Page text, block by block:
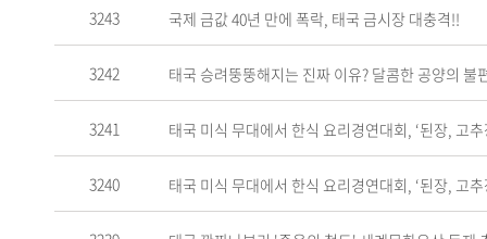
3243 국제 금값 40년 만에 폭락, 태국 금시장 대충격!!
3242 태국 승려뚱뚱해지는 진짜 이유? 달콤한 공양의 불
3241 태국 미식 무대에서 한식 요리경연대회, ‘된장, 고
3240 태국 미식 무대에서 한식 요리경연대회, ‘된장, 고